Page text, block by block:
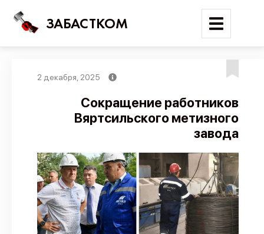
ЗАБАСТКОМ
Поиск
Карта событий
Трудовые конфликты
Отчеты
Предложить публикацию
2 декабря, 2025
Сокращение работников
Вяртсильского метизного
завода